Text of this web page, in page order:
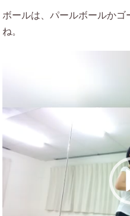
ボールは、パールボールか
ね。
ー
ヤ